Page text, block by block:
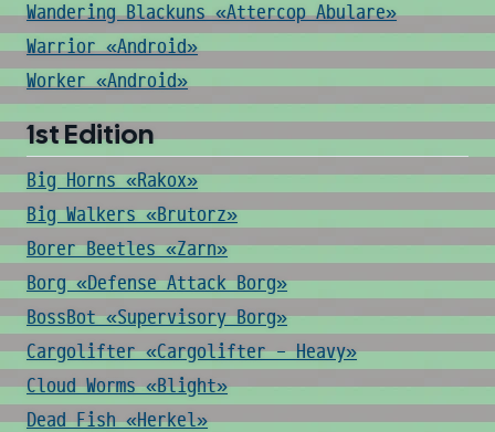
Wandering Blackuns «Attercop Abulare»
Warrior «Android»
Worker «Android»
1st Edition
Big Horns «Rakox»
Big Walkers «Brutorz»
Borer Beetles «Zarn»
Borg «Defense Attack Borg»
BossBot «Supervisory Borg»
Cargolifter «Cargolifter - Heavy»
Cloud Worms «Blight»
Dead Fish «Herkel»